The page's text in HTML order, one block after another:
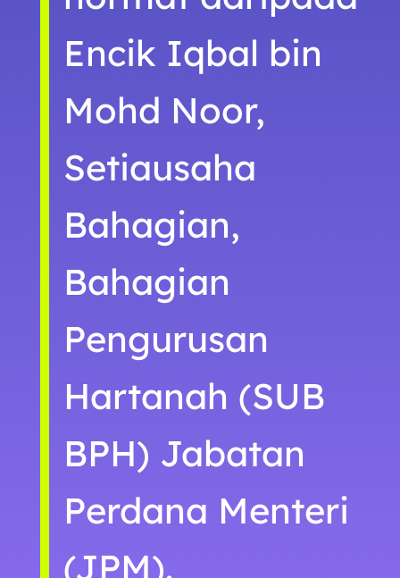
Encik Iqbal bin
Mohd Noor,
Setiausaha
Bahagian,
Bahagian
Pengurusan
Hartanah (SUB
BPH) Jabatan
Perdana Menteri
(JPM).